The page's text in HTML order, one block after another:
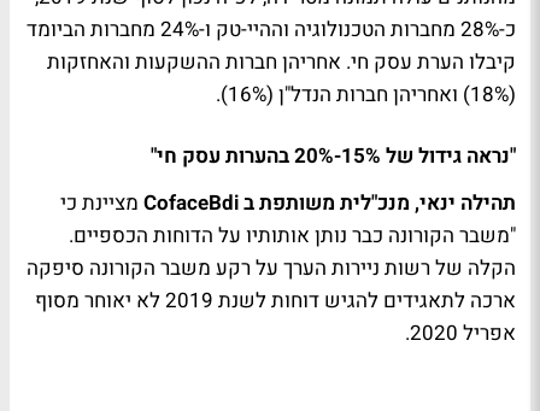
כ-28% מחברות הטכנולוגיה וההיי-טק ו-24% מחברות הביומד
קיבלו הערת עסק חי. אחריהן חברות ההשקעות והאחזקות
(18%) ואחריהן חברות הנדל"ן (16%).
"נראה גידול של 15%-20% בהערות עסק חי"
תהילה ינאי, מנכ"לית משותפת ב CofaceBdi
מציינת כי
"משבר הקורונה כבר נותן אותותיו על הדוחות הכספיים.
הקלה של רשות ניירות הערך על רקע משבר הקורונה סיפקה
ארכה לתאגידים להגיש דוחות לשנת 2019 לא יאוחר מסוף
אפריל 2020.